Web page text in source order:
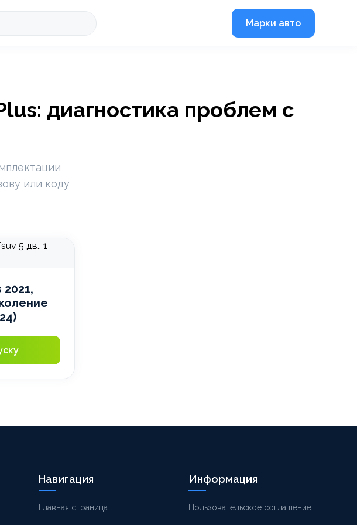
Марки авто
диагностика проблем с
или коду
Навигация
Главная страница
Информация
Пользовательское соглашение